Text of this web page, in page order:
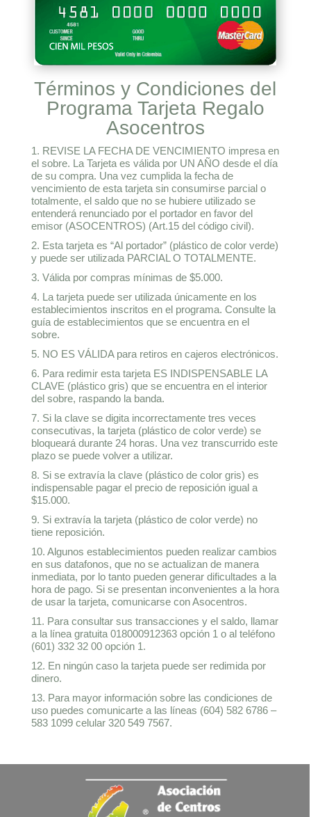
Términos y Condiciones del
Programa Tarjeta Regalo
Asocentros
1. REVISE LA FECHA DE VENCIMIENTO impresa en
el sobre. La Tarjeta es válida por UN AÑO desde el día
de su compra. Una vez cumplida la fecha de
vencimiento de esta tarjeta sin consumirse parcial o
totalmente, el saldo que no se hubiere utilizado se
entenderá renunciado por el portador en favor del
emisor (ASOCENTROS) (Art.15 del código civil).
2. Esta tarjeta es “Al portador” (plástico de color verde)
y puede ser utilizada PARCIAL O TOTALMENTE.
3. Válida por compras mínimas de $5.000.
4. La tarjeta puede ser utilizada únicamente en los
establecimientos inscritos en el programa. Consulte la
guía de establecimientos que se encuentra en el
sobre.
5. NO ES VÁLIDA para retiros en cajeros electrónicos.
6. Para redimir esta tarjeta ES INDISPENSABLE LA
CLAVE (plástico gris) que se encuentra en el interior
del sobre, raspando la banda.
7. Si la clave se digita incorrectamente tres veces
consecutivas, la tarjeta (plástico de color verde) se
bloqueará durante 24 horas. Una vez transcurrido este
plazo se puede volver a utilizar.
8. Si se extravía la clave (plástico de color gris) es
indispensable pagar el precio de reposición igual a
$15.000.
9. Si extravía la tarjeta (plástico de color verde) no
tiene reposición.
10. Algunos establecimientos pueden realizar cambios
en sus datafonos, que no se actualizan de manera
inmediata, por lo tanto pueden generar dificultades a la
hora de pago. Si se presentan inconvenientes a la hora
de usar la tarjeta, comunicarse con Asocentros.
11. Para consultar sus transacciones y el saldo, llamar
a la línea gratuita 018000912363 opción 1 o al teléfono
(601) 332 32 00 opción 1.
12. En ningún caso la tarjeta puede ser redimida por
dinero.
13. Para mayor información sobre las condiciones de
uso puedes comunicarte a las líneas (604) 582 6786 –
583 1099 celular 320 549 7567.